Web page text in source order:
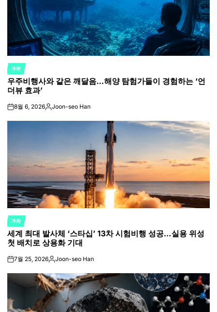
POSTED
IN
과학
우주비행사와 같은 깨달음…해양 탐험가들이 경험하는 ‘언
더뷰 효과’
on8월 6, 2026Posted
Joon-seo Han
POSTED
IN
과학
세계 최대 발사체 ‘스타십’ 13차 시험비행 성공…실용 위성
첫 배치로 상용화 기대
on7월 25, 2026Posted
Joon-seo Han